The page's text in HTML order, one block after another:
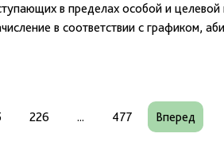
в пределах особой и целевой
в соответствии с графиком,
226 ... 477 Вперед